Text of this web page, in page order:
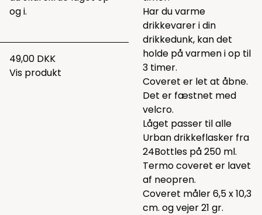
og i.
49,00 DKK
Vis produkt
Har du varme
drikkevarer i din
drikkedunk, kan det
holde på varmen i op til
3 timer.
Coveret er let at åbne.
Det er fæstnet med
velcro.
Låget passer til alle
Urban drikkeflasker fra
24Bottles på 250 ml.
Termo coveret er lavet
af neopren.
Coveret måler 6,5 x 10,3
cm. og vejer 21 gr.